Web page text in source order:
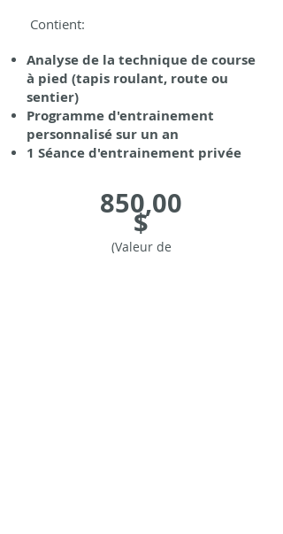
Contient:
Analyse de la technique de course
à pied (tapis roulant, route ou
sentier)
Programme d'entrainement
personnalisé sur un an
1 Séance d'entrainement privée
850,00
$
(Valeur de